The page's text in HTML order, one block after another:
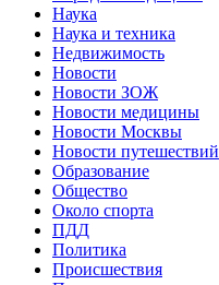
Наука
Наука и техника
Недвижимость
Новости
Новости ЗОЖ
Новости медицины
Новости Москвы
Новости путешествий
Образование
Общество
Около спорта
ПДД
Политика
Происшествия